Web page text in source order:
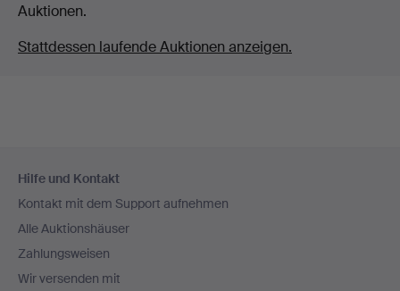
Auktionen.
Stattdessen laufende Auktionen anzeigen.
Navigation
Hilfe und Kontakt
Kontakt mit dem Support aufnehmen
Alle Auktionshäuser
Zahlungsweisen
Wir versenden mit